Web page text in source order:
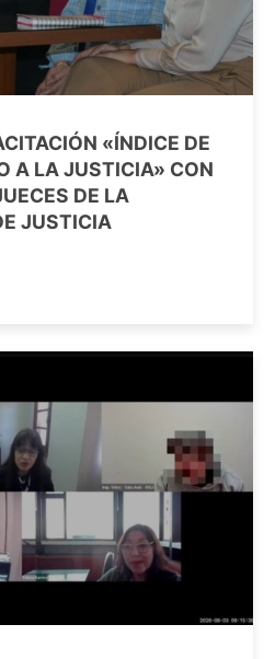
«ÍNDICE DE
A LA JUSTICIA» CON
DE LA
JUSTICIA